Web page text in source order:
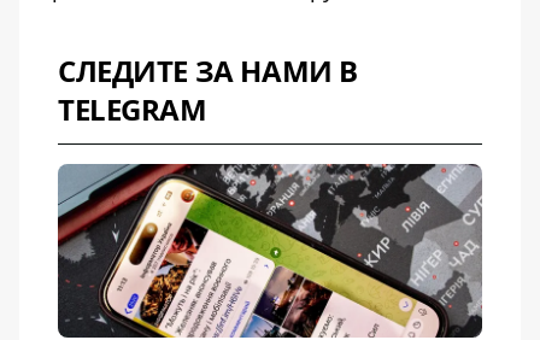
СЛЕДИТЕ ЗА НАМИ В
TELEGRAM